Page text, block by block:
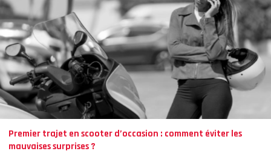
Premier trajet en scooter d’occasion : comment éviter les
mauvaises surprises ?